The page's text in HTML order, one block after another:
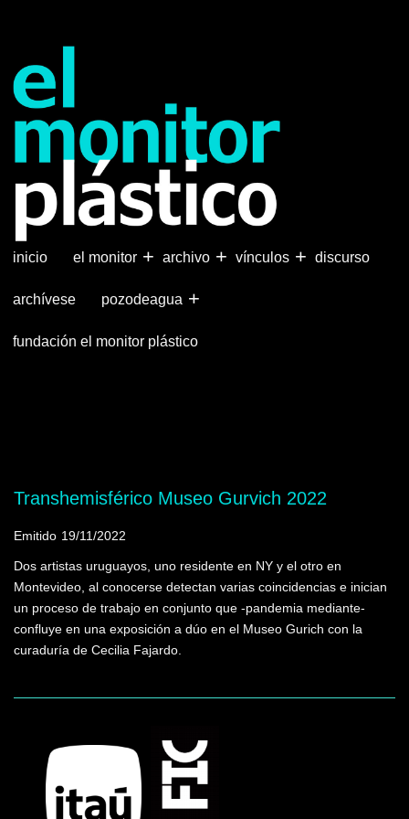
principal
inicio +
el monitor +
archivo +
vínculos discurso
archívese +
pozodeagua
fundación el monitor plástico
Transhemisférico Museo Gurvich 2022
Emitido 19/11/2022
Dos artistas uruguayos, uno residente en NY y el otro en
Montevideo, al conocerse detectan varias coincidencias e inician
un proceso de trabajo en conjunto que -pandemia mediante-
confluye en una exposición a dúo en el Museo Gurich con la
curaduría de Cecilia Fajardo.